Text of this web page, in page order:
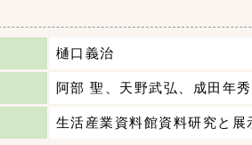
樋口義治
阿部 聖、天野武弘、成田年秀
生活産業資料館資料研究と